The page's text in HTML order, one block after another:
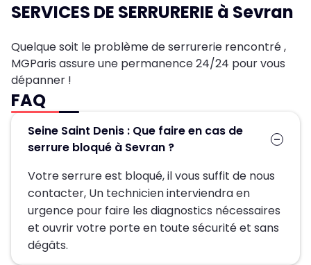
SERVICES DE SERRURERIE à Sevran
Quelque soit le problème de serrurerie rencontré ,
MGParis assure une permanence 24/24 pour vous
dépanner !
FAQ
Seine Saint Denis : Que faire en cas de
serrure bloqué à Sevran ?
Votre serrure est bloqué, il vous suffit de nous
contacter, Un technicien interviendra en
urgence pour faire les diagnostics nécessaires
et ouvrir votre porte en toute sécurité et sans
dégâts.